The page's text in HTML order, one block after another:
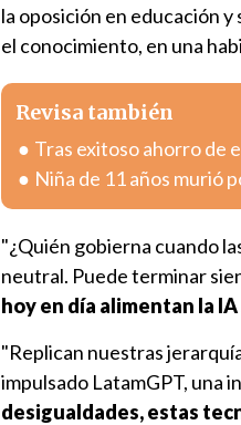
la oposición en educación y
el conocimiento, en una
Revisa también
Tras exitoso ahorro de
Niña de 11 años murió
"¿Quién gobierna cuando
neutral. Puede terminar
hoy en día alimentan la
"Replican nuestras
impulsado LatamGPT, una
desigualdades, estas